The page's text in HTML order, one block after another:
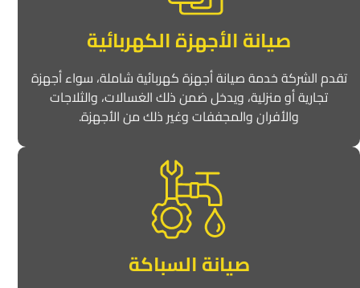
صيانة الأجهزة الكهربائية
تقدم الشركة خدمة صيانة أجهزة كهربائية شاملة، سواء أجهزة
تجارية أو منزلية، ويدخل ضمن ذلك الغسالات، والثلاجات
والأفران والمجففات وغير ذلك من الأجهزة.
صيانة السباكة